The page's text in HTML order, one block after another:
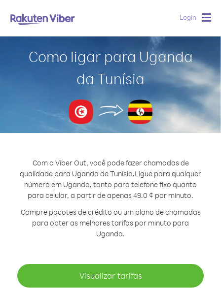
Login
Como ligar para Uganda
da Tunísia
Com o Viber Out, você pode fazer chamadas de
qualidade para Uganda de Tunísia.Ligue para qualquer
número em Uganda, tanto para telefone fixo quanto
para celular, a partir de apenas 49.0 ¢ por minuto.
Compre pacotes de crédito ou um plano de chamadas
para obter as melhores tarifas por minuto para
Uganda.
Visualizar tarifas